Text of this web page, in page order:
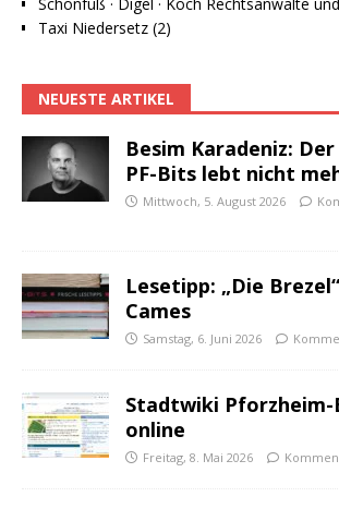
Taxi Niedersetz (2)
NEUESTE ARTIKEL
Besim Karadeniz:
PF-Bits lebt nicht
Mittwoch, 5. August 2026
Lesetipp: „Die
Cames
Samstag, 6. Juni 2026
Stadtwiki Pforzheim-
online
Freitag, 8. Mai 2026